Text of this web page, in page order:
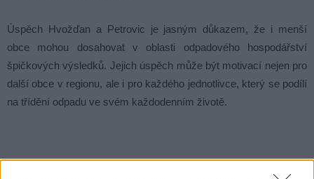
Úspěch Hvožďan a Petrovic je jasným důkazem, že i menší
obce mohou dosahovat v oblasti odpadového hospodářství
špičkových výsledků. Jejich úspěch může být motivací nejen pro
další obce v regionu, ale i pro každého jednotlivce, který se podílí
na třídění odpadu ve svém každodenním životě.